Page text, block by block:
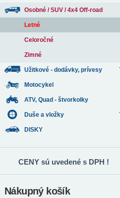
Osobné / SUV / 4x4 Off-road
Letné
Celoročné
Zimné
Užitkové - dodávky, prívesy
Motocykel
ATV, Quad - štvorkolky
Duše a vložky
DISKY
CENY sú uvedené s DPH !
Nákupný košík